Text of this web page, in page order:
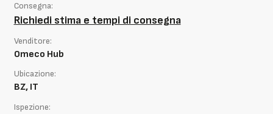
Consegna:
Richiedi stima e tempi di consegna
Venditore:
Omeco Hub
Ubicazione:
BZ, IT
Ispezione: